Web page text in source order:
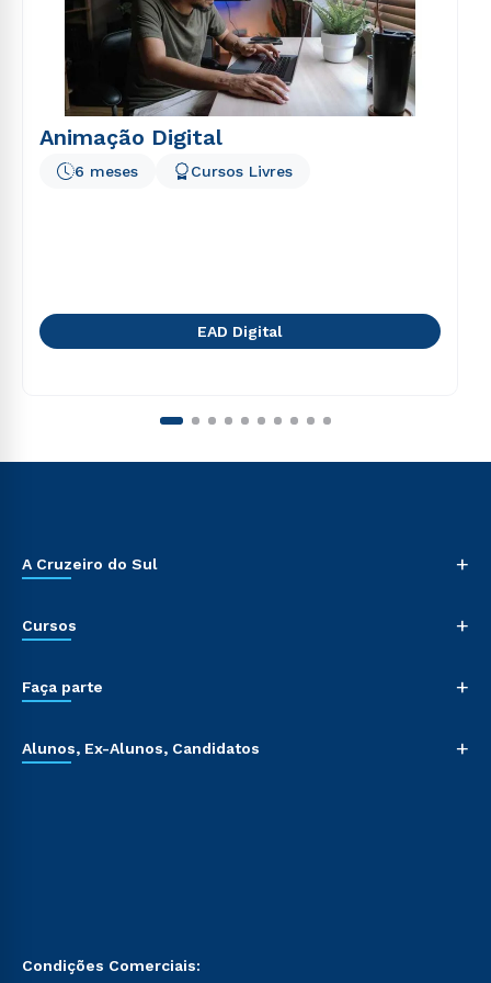
Animação Digital
6 meses Cursos Livres
EAD Digital
A Cruzeiro do Sul +
Cursos +
Faça parte +
Alunos, Ex-Alunos, Candidatos +
Condições Comerciais: